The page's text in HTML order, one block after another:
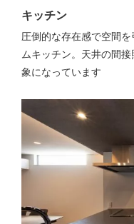
キッチン
圧倒的な存在感で空間
ムキッチン。天井の間
象になっています